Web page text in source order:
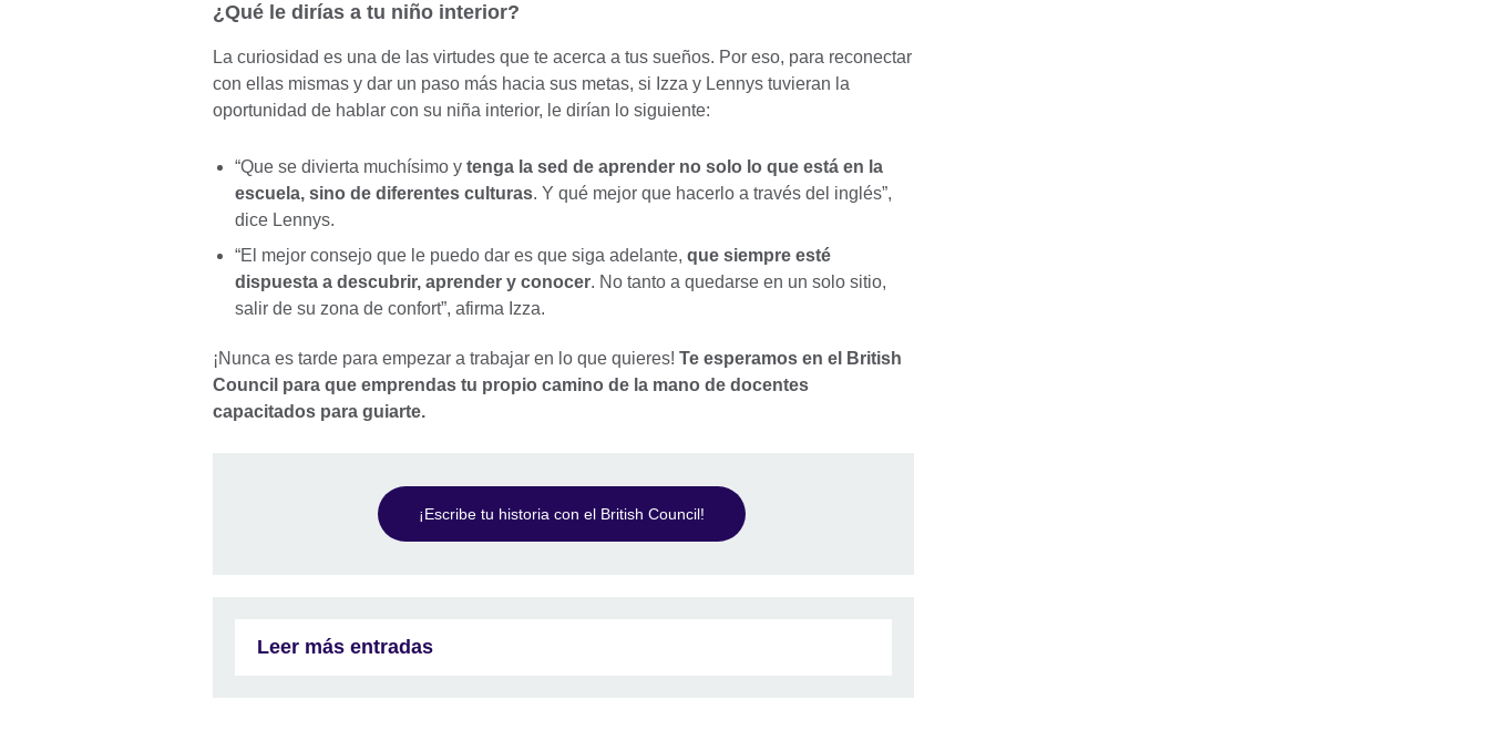
¿Qué le dirías a tu niño interior?
La curiosidad es una de las virtudes que te acerca a tus sueños. Por eso, para reconectar
con ellas mismas y dar un paso más hacia sus metas, si Izza y Lennys tuvieran la
oportunidad de hablar con su niña interior, le dirían lo siguiente:
“Que se divierta muchísimo y tenga la sed de aprender no solo lo que está en la
escuela, sino de diferentes culturas. Y qué mejor que hacerlo a través del inglés”,
dice Lennys.
“El mejor consejo que le puedo dar es que siga adelante, que siempre esté
dispuesta a descubrir, aprender y conocer. No tanto a quedarse en un solo sitio,
salir de su zona de confort”, afirma Izza.
¡Nunca es tarde para empezar a trabajar en lo que quieres! Te esperamos en el British
Council para que emprendas tu propio camino de la mano de docentes
capacitados para guiarte.
¡Escribe tu historia con el British Council!
Leer más entradas